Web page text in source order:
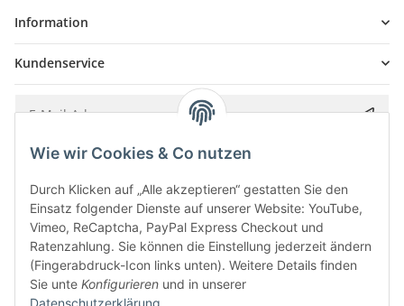
Information
Kundenservice
Bitte senden Sie mir entsprechend IhrerDatenschutzerklärung
Wie wir Cookies & Co nutzen
Durch Klicken auf „Alle akzeptieren“ gestatten Sie den
Einsatz folgender Dienste auf unserer Website: YouTube,
Vimeo, ReCaptcha, PayPal Express Checkout und
Ratenzahlung. Sie können die Einstellung jederzeit ändern
(Fingerabdruck-Icon links unten). Weitere Details finden
Sie unte Konfigurieren und in unserer